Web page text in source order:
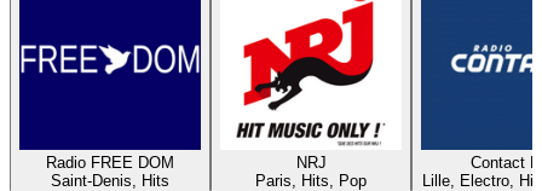
Radio FREE DOM
Saint-Denis, Hits
NRJ
Paris, Hits, Pop
Contact
Lille, Electro,